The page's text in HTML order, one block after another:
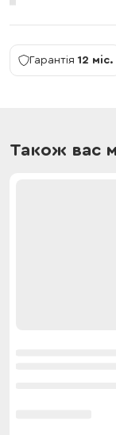
Гарантія 12 міс.
Також вас